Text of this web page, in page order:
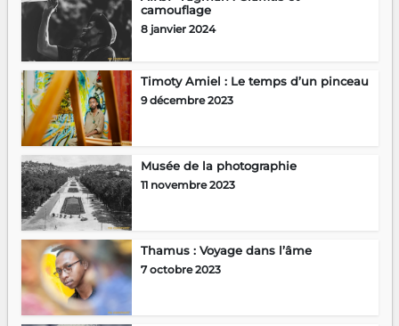
camouflage
8 janvier 2024
Timoty Amiel : Le temps d’un pinceau
9 décembre 2023
Musée de la photographie
11 novembre 2023
Thamus : Voyage dans l’âme
7 octobre 2023